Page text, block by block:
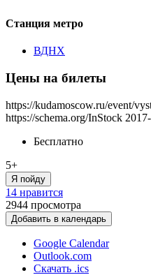
Станция метро
ВДНХ
Цены на билеты
https://kudamoscow.ru/event/
https://schema.org/InStock
Бесплатно
5+
Я пойду
14 нравится
2944 просмотра
Добавить в календарь
Google Calendar
Outlook.com
Скачать .ics